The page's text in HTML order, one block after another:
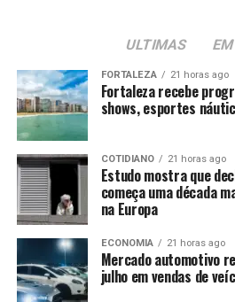
ULTIMAS
FORTALEZA 21 horas ago
Fortaleza recebe
shows, esportes
COTIDIANO 21 horas ago
Estudo mostra que
começa uma década
na Europa
ECONOMIA 21 horas ago
Mercado automotivo
julho em vendas de